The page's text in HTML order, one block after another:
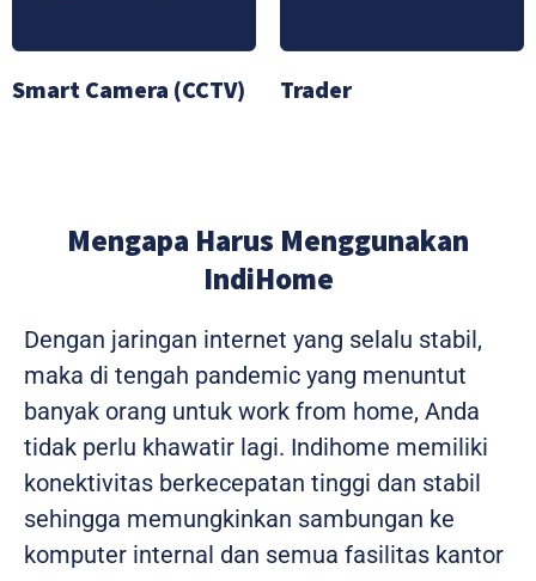
Smart Camera (CCTV) Trader
Mengapa Harus Menggunakan
IndiHome
Dengan jaringan internet yang selalu stabil,
maka di tengah pandemic yang menuntut
banyak orang untuk work from home, Anda
tidak perlu khawatir lagi. Indihome memiliki
konektivitas berkecepatan tinggi dan stabil
sehingga memungkinkan sambungan ke
komputer internal dan semua fasilitas kantor